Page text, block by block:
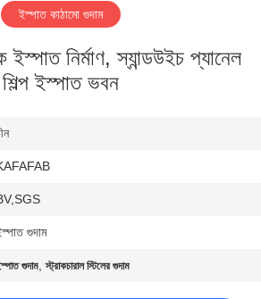
ইস্পাত কাঠামো গুদাম
নির্মাণ, স্যান্ডউইচ প্যানেল
শিল্প ইস্পাত ভবন
গুদাম
গুদাম,স্ট্রাকচারাল স্টিলের গুদাম